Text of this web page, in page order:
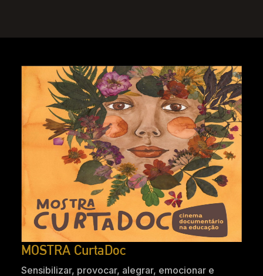
MOSTRA CurtaDoc
Sensibilizar, provocar, alegrar, emocionar e